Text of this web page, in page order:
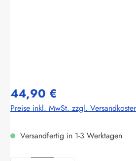
44,90 €
Preise inkl. MwSt. zzgl.
Versandfertig in 1-3 Werktagen